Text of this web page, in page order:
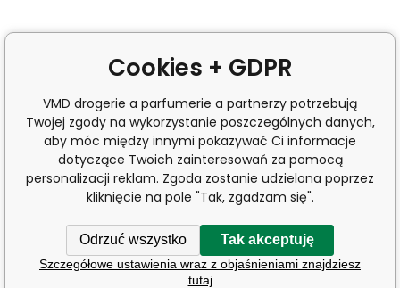
Cookies + GDPR
VMD drogerie a parfumerie a partnerzy potrzebują
Twojej zgody na wykorzystanie poszczególnych danych,
aby móc między innymi pokazywać Ci informacje
dotyczące Twoich zainteresowań za pomocą
personalizacji reklam. Zgoda zostanie udzielona poprzez
kliknięcie na pole "Tak, zgadzam się".
Odrzuć wszystko Tak akceptuję
Szczegółowe ustawienia wraz z objaśnieniami znajdziesz
tutaj